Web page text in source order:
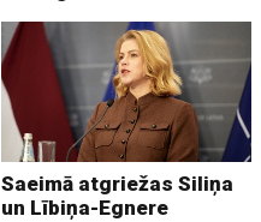
Saeimā atgriežas Siliņa
un Lībiņa-Egnere